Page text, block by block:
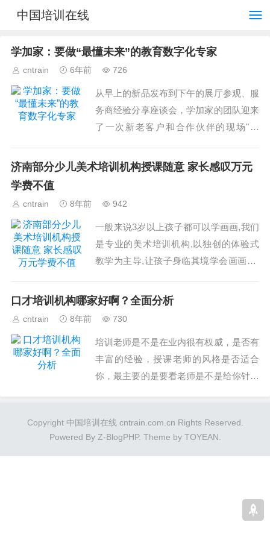
中国培训在线
学加家：要做“最懂未来”的教育数字化专家
cntrain 6年前 726
从早上的新品发布到下午的展厅参观、服
务商经验分享座谈会，学加家的团队迎来
了一次新老客户和合作伙伴的现场"大
家发布的新产品解决方案一样，成果斐
济南部分少儿美术培训机构授课随意 家长感叹万元
学费不值
cntrain 8年前 942
一般来说3岁以上孩子都可以学画画,我们
是专业的美术培训机构,以独创的体验式
教学为主导,让孩子身临其境学会画画。”
口才培训机构哪家好啊？全面分析
cntrain 8年前 730
培训老师是不是在业内很有权威，是否有
丰富的经验，授课老师的风格是否适合
你，最主要的是要看老师是不是给你针对
Copyright 中国培训在线 cntrain.com.cn Rights Reserved.
Powered By Z-BlogPHP. Theme by TOYEAN